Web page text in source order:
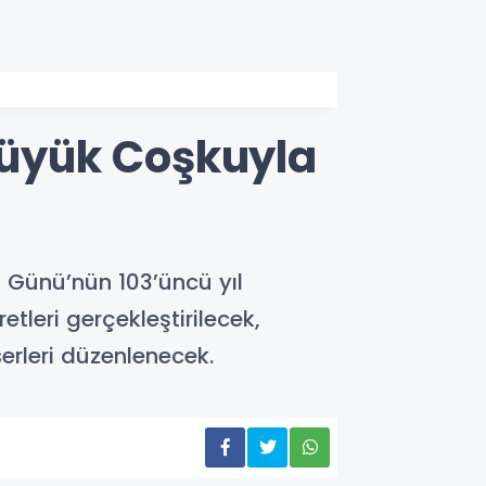
Coşkuyla
103’üncü yıl
gerçekleştirilecek,
düzenlenecek.